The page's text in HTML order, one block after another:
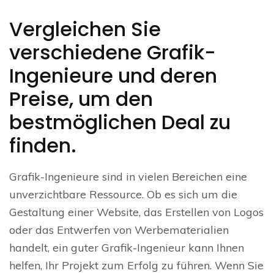
Vergleichen Sie
verschiedene Grafik-
Ingenieure und deren
Preise, um den
bestmöglichen Deal zu
finden.
Grafik-Ingenieure sind in vielen Bereichen eine
unverzichtbare Ressource. Ob es sich um die
Gestaltung einer Website, das Erstellen von Logos
oder das Entwerfen von Werbematerialien
handelt, ein guter Grafik-Ingenieur kann Ihnen
helfen, Ihr Projekt zum Erfolg zu führen. Wenn Sie